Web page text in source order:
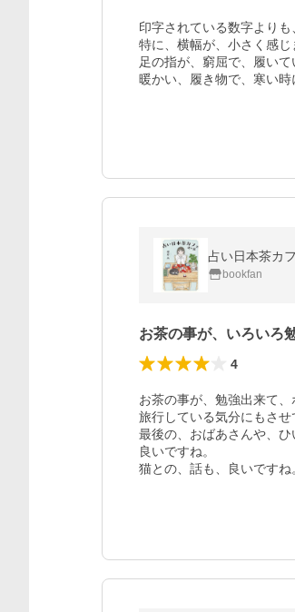
印字されている数字より
特に、横幅が、小さく感じ
足の指が、窮屈で、履いて
暖かい、履き物で、寒い時
占い日本茶カ
bookfan
お茶の事が、いろいろ
4
お茶の事が、勉強出来て、
旅行している気分にもさせ
最後の、おばあさんや、ひ
良いですね。
猫との、話も、良いですね